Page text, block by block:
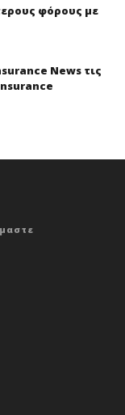
φόρους με
News τις